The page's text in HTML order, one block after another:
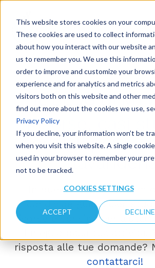
This website stores cookies on your
These cookies are used to collect
about how you interact with our website
us to remember you. We use this
order to improve and customize your
experience and for analytics and metrics
visitors both on this website and other
find out more about the cookies we use,
Privacy Policy
If you decline, your information won’t be
when you visit this website. A single
used in your browser to remember your
not to be tracked.
COOKIES SETTINGS
ACCEPT DECLINE
IL BLOG DI
Risorse, casi
consigli per te
In queste pagine il team
condivide guide, casi
risorse e consigli per
il meglio dalla tua attività.
risposta alle tue domande?
contattarci!